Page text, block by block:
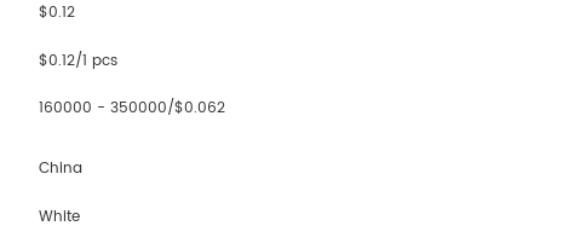
$0.12
$0.12/1 pcs
160000 - 350000/$0.062
China
White